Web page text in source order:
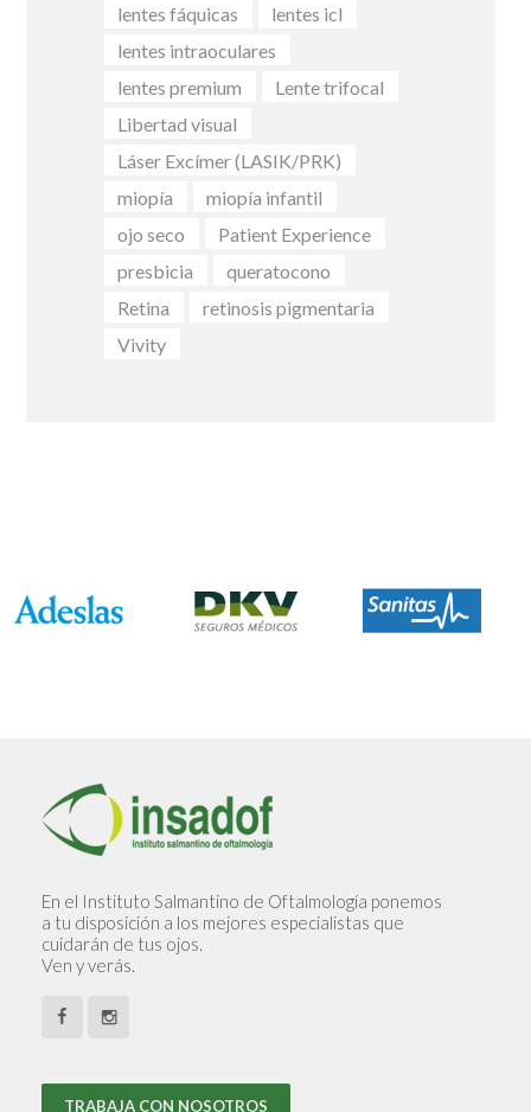
lentes fáquicas
lentes icl
lentes intraoculares
lentes premium
Lente trifocal
Libertad visual
Láser Excímer (LASIK/PRK)
miopía
miopía infantil
ojo seco
Patient Experience
presbicia
queratocono
Retina
retinosis pigmentaria
Vivity
En el Instituto Salmantino de Oftalmología ponemos
a tu disposición a los mejores especialistas que
cuidarán de tus ojos.
Ven y verás.
TRABAJA CON NOSOTROS